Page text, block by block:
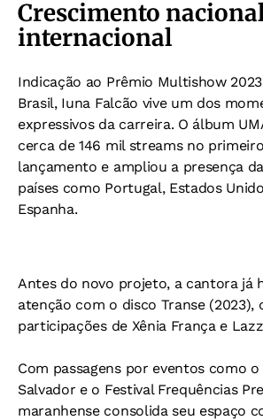
Crescimento
internacional
Indicação ao Prêmio Multishow
Brasil, Iuna Falcão vive um dos
expressivos da carreira. O álbum
cerca de 146 mil streams no
lançamento e ampliou a presença
países como Portugal, Estados
Espanha.
Antes do novo projeto, a cantora já
atenção com o disco Transe (2023),
participações de Xênia França e
Com passagens por eventos como o
Salvador e o Festival Frequências
maranhense consolida seu espaço